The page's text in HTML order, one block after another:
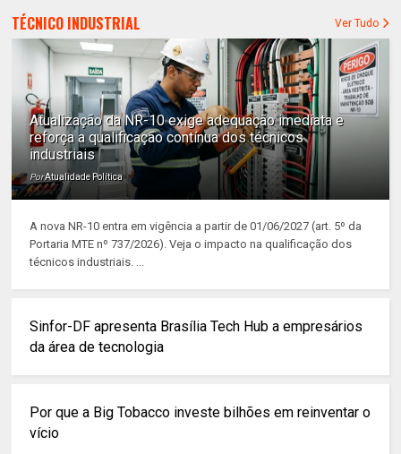
TÉCNICO INDUSTRIAL Ver Tudo
Atualização da NR-10 exige adequação imediata e
reforça a qualificação contínua dos técnicos
industriais
PorAtualidade Política
A nova NR-10 entra em vigência a partir de 01/06/2027 (art. 5º da
Portaria MTE nº 737/2026). Veja o impacto na qualificação dos
técnicos industriais. ...
Sinfor-DF apresenta Brasília Tech Hub a empresários
da área de tecnologia
Por que a Big Tobacco investe bilhões em reinventar o
vício